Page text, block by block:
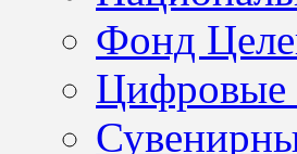
Фонд
Цифровые